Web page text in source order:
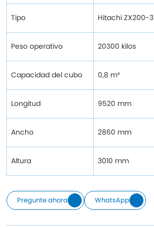
Tipo Hitachi ZX200-3
Peso operativo 20300 kilos
Capacidad del cubo 0,8 m³
Longitud 9520 mm
Ancho 2860 mm
Altura 3010 mm
Pregunte ahora WhatsApp